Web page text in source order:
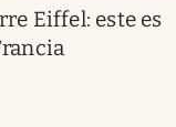
Eiffel: este es